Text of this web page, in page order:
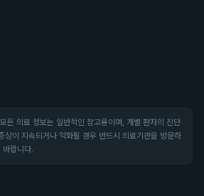
든 의료 정보는 일반적인 참고용이며, 개별 환자의 진단·
상이 지속되거나 악화될 경우 반드시 의료기관을 방문하
바랍니다.